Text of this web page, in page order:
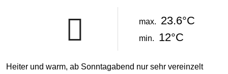
max. 23.6°C
min. 12°C
Heiter und warm, ab Sonntagabend nur sehr vereinzelt